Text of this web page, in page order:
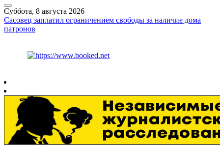
Суббота, 8 августа 2026
Сасовец заплатил ограничением свободы за наличие дома
патронов